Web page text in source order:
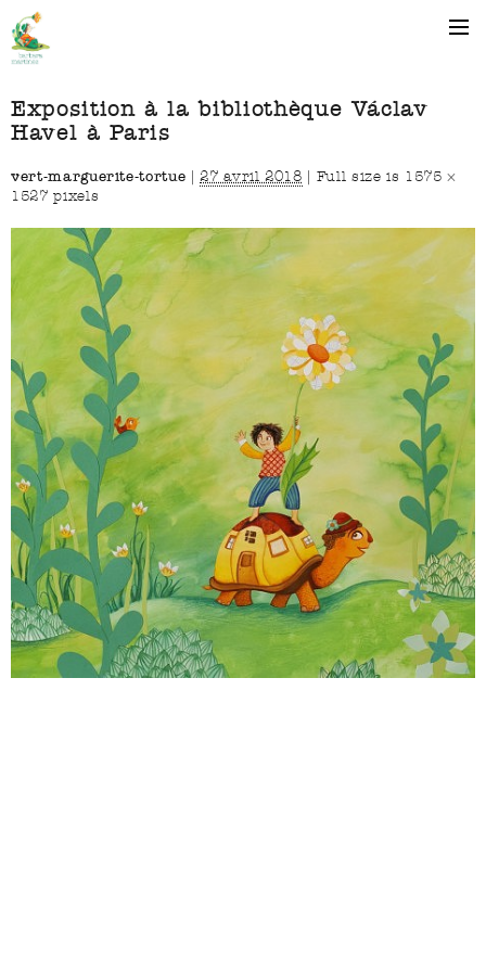
Exposition à la bibliothèque Václav
Havel à Paris
vert-marguerite-tortue |27 avril 2018 Full size is 1575 ×
1527 pixels